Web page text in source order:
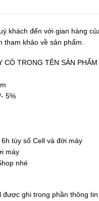
đến với gian hàng của
khảo về sản phẩm.
TRONG TÊN SẢN PHẨM
5%
tùy số Cell và đời máy
máy
nhé
ghi trong phần thông